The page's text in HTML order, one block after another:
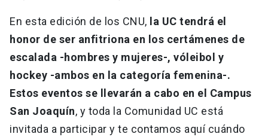
En esta edición de los CNU, la UC tendrá el
honor de ser anfitriona en los certámenes de
escalada -hombres y mujeres-, vóleibol y
hockey -ambos en la categoría femenina-.
Estos eventos se llevarán a cabo en el Campus
San Joaquín, y toda la Comunidad UC está
invitada a participar y te contamos aquí cuándo